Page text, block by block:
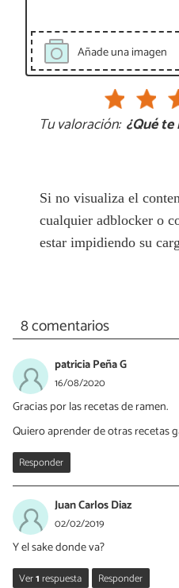
Añade una imagen
Tu valoración: ¿Qué
Si no visualiza el
cualquier adblocker o
estar impidiendo su
8 comentarios
patricia Peña G
16/08/2020
Gracias por las recetas de ramen.
Quiero aprender de otras recetas
Responder
Juan Carlos Diaz
02/02/2019
Y el sake donde va?
Ver1respuesta Responder